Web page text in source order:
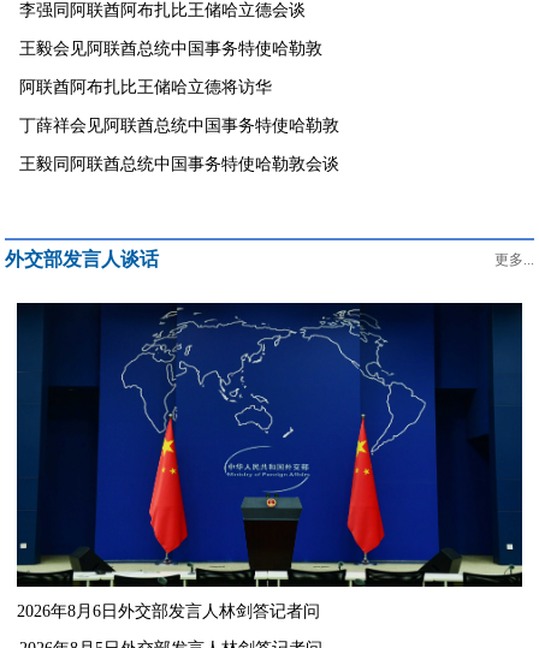
李强同阿联酋阿布扎比王储哈立德会谈
​王毅会见阿联酋总统中国事务特使哈勒敦
阿联酋阿布扎比王储哈立德将访华
丁薛祥会见阿联酋总统中国事务特使哈勒敦
王毅同阿联酋总统中国事务特使哈勒敦会谈
外交部发言人谈话 更多...
2026年8月6日外交部发言人林剑答记者问